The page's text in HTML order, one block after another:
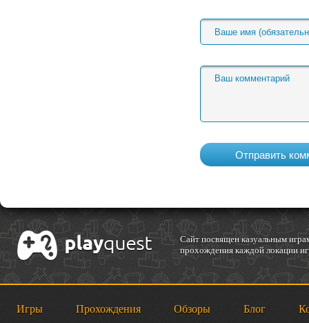
Cайт посвящен казуальным
прохождения каждой локации
Игры Прохождения Обзоры Блог